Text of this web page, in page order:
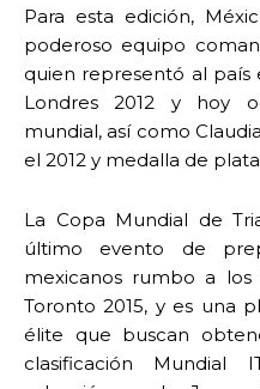
Para esta edición,
poderoso equipo
quien representó al país
Londres 2012 y hoy
mundial, así como
el 2012 y medalla de
La Copa Mundial de
último evento de
mexicanos rumbo a los
Toronto 2015, y es una
élite que buscan
clasificación Mundial